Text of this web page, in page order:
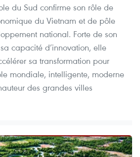
du Sud confirme son rôle de
du Vietnam et de pôle
national. Forte de son
capacité d’innovation, elle
sa transformation pour
mondiale, intelligente, moderne
des grandes villes